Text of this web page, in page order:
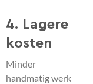
4. Lagere
kosten
Minder
handmatig werk